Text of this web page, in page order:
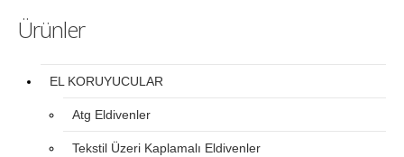
Ürünler
EL KORUYUCULAR
Atg Eldivenler
Tekstil Üzeri Kaplamalı Eldivenler